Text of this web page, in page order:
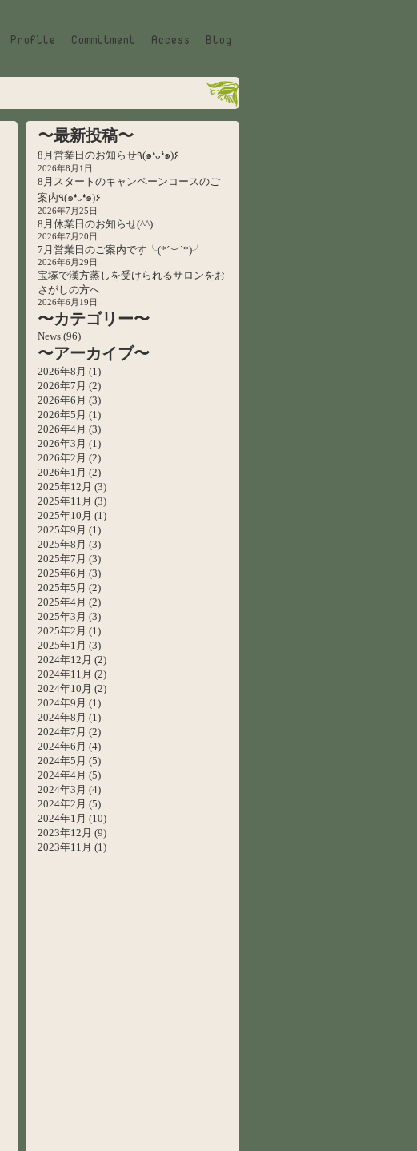
Profile Commitment Access Blog
〜最新投稿〜
8月営業日のお知らせ٩(๑❛ᴗ❛๑)۶
2026年8月1日
8月スタートのキャンペーンコースのご
案内٩(๑❛ᴗ❛๑)۶
2026年7月25日
8月休業日のお知らせ(^^)
2026年7月20日
7月営業日のご案内です╰(*´︶`*)╯
2026年6月29日
宝塚で漢方蒸しを受けられるサロンをお
さがしの方へ
2026年6月19日
〜カテゴリー〜
News(96)
〜アーカイブ〜
2026年8月 (1)
2026年7月 (2)
2026年6月 (3)
2026年5月 (1)
2026年4月 (3)
2026年3月 (1)
2026年2月 (2)
2026年1月 (2)
2025年12月 (3)
2025年11月 (3)
2025年10月 (1)
2025年9月 (1)
2025年8月 (3)
2025年7月 (3)
2025年6月 (3)
2025年5月 (2)
2025年4月 (2)
2025年3月 (3)
2025年2月 (1)
2025年1月 (3)
2024年12月 (2)
2024年11月 (2)
2024年10月 (2)
2024年9月 (1)
2024年8月 (1)
2024年7月 (2)
2024年6月 (4)
2024年5月 (5)
2024年4月 (5)
2024年3月 (4)
2024年2月 (5)
2024年1月 (10)
2023年12月 (9)
2023年11月 (1)